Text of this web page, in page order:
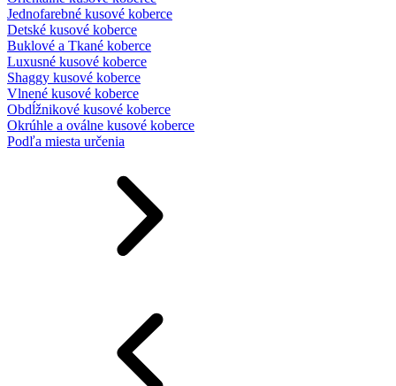
Jednofarebné kusové koberce
Detské kusové koberce
Buklové a Tkané koberce
Luxusné kusové koberce
Shaggy kusové koberce
Vlnené kusové koberce
Obdĺžnikové kusové koberce
Okrúhle a oválne kusové koberce
Podľa miesta určenia